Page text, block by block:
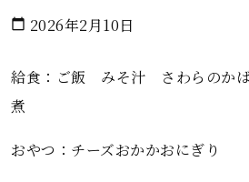
calendar_today 2026年2月10日
給食：ご飯 みそ汁 さわらのか
煮
おやつ：チーズおかかおにぎり